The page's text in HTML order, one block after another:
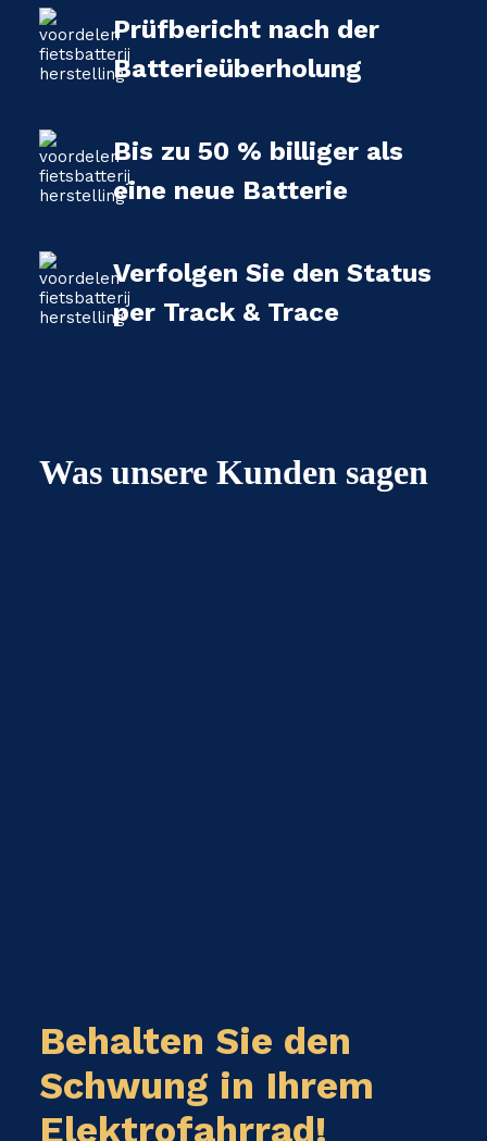
Prüfbericht nach der
Batterieüberholung
Bis zu 50 % billiger als
eine neue Batterie
Verfolgen Sie den Status
per Track & Trace
Was unsere Kunden sagen
Behalten Sie den
Schwung in Ihrem
Elektrofahrrad!